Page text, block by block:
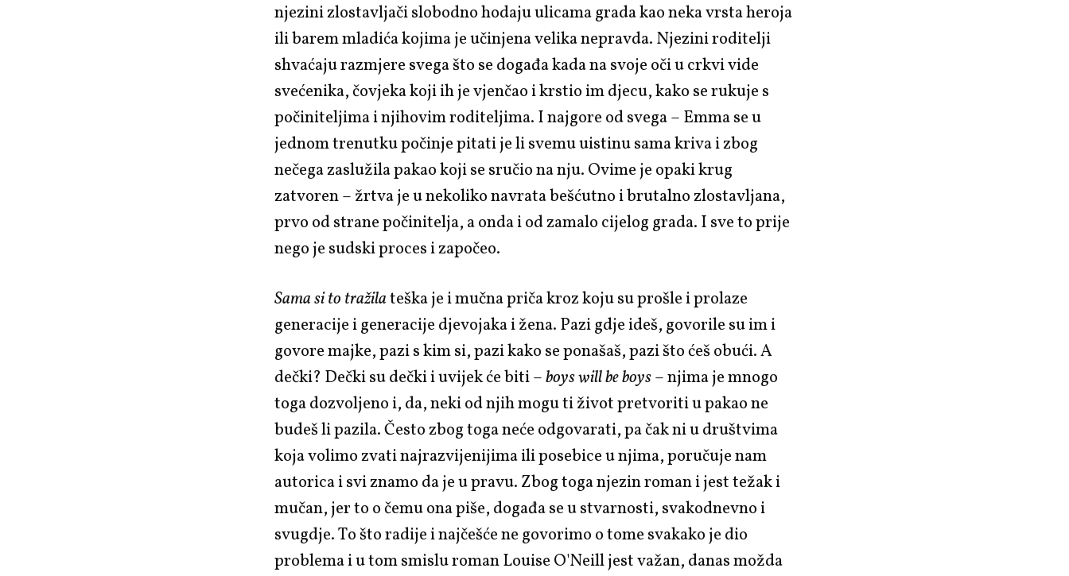
njezini zlostavljači slobodno hodaju ulicama grada kao neka vrsta heroja
ili barem mladića kojima je učinjena velika nepravda. Njezini roditelji
shvaćaju razmjere svega što se događa kada na svoje oči u crkvi vide
svećenika, čovjeka koji ih je vjenčao i krstio im djecu, kako se rukuje s
počiniteljima i njihovim roditeljima. I najgore od svega – Emma se u
jednom trenutku počinje pitati je li svemu uistinu sama kriva i zbog
nečega zaslužila pakao koji se sručio na nju. Ovime je opaki krug
zatvoren – žrtva je u nekoliko navrata bešćutno i brutalno zlostavljana,
prvo od strane počinitelja, a onda i od zamalo cijelog grada. I sve to prije
nego je sudski proces i započeo.
Sama si to tražilateška je i mučna priča kroz koju su prošle i prolaze
generacije i generacije djevojaka i žena. Pazi gdje ideš, govorile su im i
govore majke, pazi s kim si, pazi kako se ponašaš, pazi što ćeš obući. A
dečki? Dečki su dečki i uvijek će biti –boys will be boys– njima je mnogo
toga dozvoljeno i, da, neki od njih mogu ti život pretvoriti u pakao ne
budeš li pazila. Često zbog toga neće odgovarati, pa čak ni u društvima
koja volimo zvati najrazvijenijima ili posebice u njima, poručuje nam
autorica i svi znamo da je u pravu. Zbog toga njezin roman i jest težak i
mučan, jer to o čemu ona piše, događa se u stvarnosti, svakodnevno i
svugdje. To što radije i najčešće ne govorimo o tome svakako je dio
problema i u tom smislu roman Louise O'Neill jest važan, danas možda